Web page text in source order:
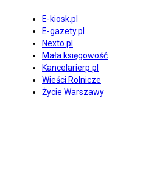
E-kiosk.pl
E-gazety.pl
Nexto.pl
Mała księgowość
Kancelarierp.pl
Wieści Rolnicze
Życie Warszawy